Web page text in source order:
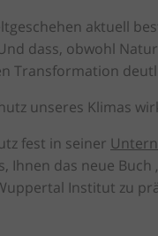
aktuell
dass, obwohl
Transformation
unseres Klimas
fest in seiner
Ihnen das neue Buch
Institut zu